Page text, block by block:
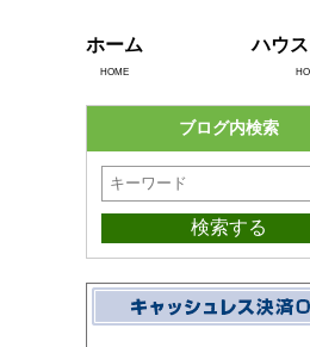
ホーム
HOME
ハウ
ブログ内検索